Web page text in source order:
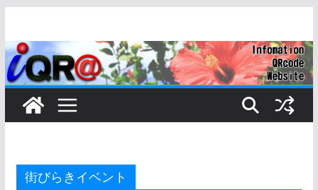
テ
ン
街びらきイベント